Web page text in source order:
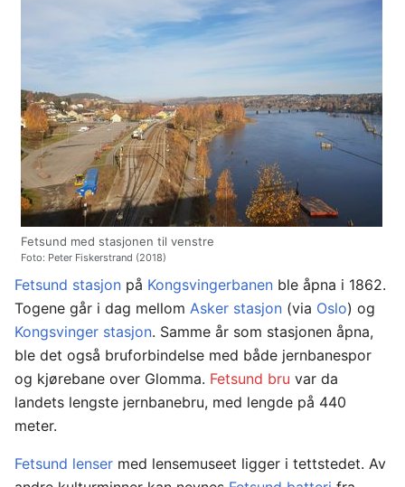
Fetsund med stasjonen til venstre
Foto: Peter Fiskerstrand (2018)
Fetsund stasjon på Kongsvingerbanen ble åpna i 1862.
Togene går i dag mellom Asker stasjon (via Oslo) og
Kongsvinger stasjon. Samme år som stasjonen åpna,
ble det også bruforbindelse med både jernbanespor
og kjørebane over Glomma. Fetsund bru var da
landets lengste jernbanebru, med lengde på 440
meter.
Fetsund lenser med lensemuseet ligger i tettstedet. Av